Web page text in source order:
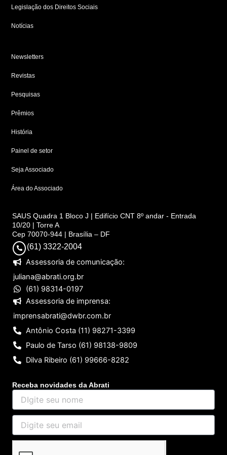
Legislação dos Direitos Sociais
Notícias
Newsletters
Revistas
Pesquisas
Prêmios
História
Painel de setor
Seja Associado
Área do Associado
SAUS Quadra 1 Bloco J | Edifício CNT 8º andar - Entrada
10/20 | Torre A
Cep 70070-944 | Brasília – DF
(61) 3322-2004
Assessoria de comunicação:
juliana@abrati.org.br
(61) 98314-0197
Assessoria de imprensa:
imprensabrati@dwbr.com.br
Antônio Costa (11) 98271-3399
Paulo de Tarso (61) 98138-9809
Dilva Ribeiro (61) 99666-8282
Receba novidades da Abrati
DIgite
seu
nome
Digite
seu
email